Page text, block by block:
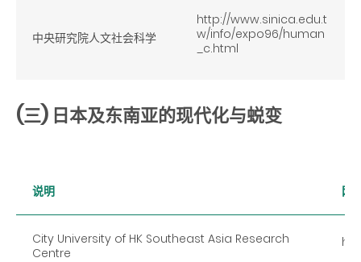
中央研究院人文社会科学
http://www.sinica.edu.t
w/info/expo96/human
_c.html
(三) 日本及东南亚的现代化与蜕变
说明 网
City University of HK Southeast Asia Research
Centre